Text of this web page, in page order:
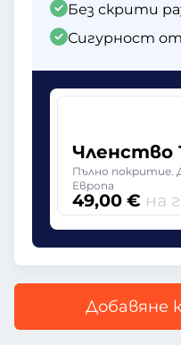
Без скрити
Сигурност
Членство
Пълно покритие.
Европа
49,00 € на
Добавяне